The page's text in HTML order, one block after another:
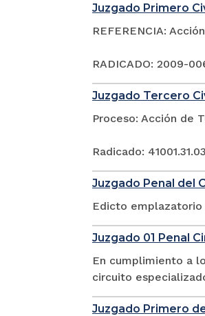
Juzgado Primero
REFERENCIA:
RADICADO: 2009-
Juzgado Tercero
Proceso: Acción de
Radicado:
Juzgado Penal del
Edicto
Juzgado 01 Penal
En cumplimiento a
circuito
Juzgado Primero